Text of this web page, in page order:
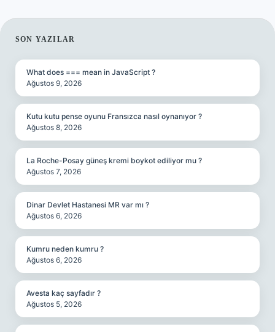
SIDEBAR
SON YAZILAR
What does === mean in JavaScript ?
Ağustos 9, 2026
Kutu kutu pense oyunu Fransızca nasıl oynanıyor ?
Ağustos 8, 2026
La Roche-Posay güneş kremi boykot ediliyor mu ?
Ağustos 7, 2026
Dinar Devlet Hastanesi MR var mı ?
Ağustos 6, 2026
Kumru neden kumru ?
Ağustos 6, 2026
Avesta kaç sayfadır ?
Ağustos 5, 2026